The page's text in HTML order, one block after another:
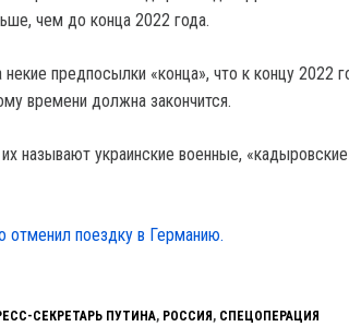
чем до конца 2022 года.
предпосылки «конца», что к концу 2022
времени должна закончится.
называют украинские военные, «кадыровские
отменил поездку в Германию.
СЕКРЕТАРЬ ПУТИНА, РОССИЯ , СПЕЦОПЕРАЦИЯ